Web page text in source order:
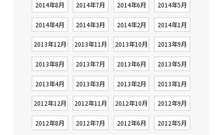
2014年8月 2014年7月 2014年6月 2014年5月
2014年4月 2014年3月 2014年2月 2014年1月
2013年12月 2013年11月 2013年10月 2013年9月
2013年8月 2013年7月 2013年6月 2013年5月
2013年4月 2013年3月 2013年2月 2013年1月
2012年12月 2012年11月 2012年10月 2012年9月
2012年8月 2012年7月 2012年6月 2012年5月